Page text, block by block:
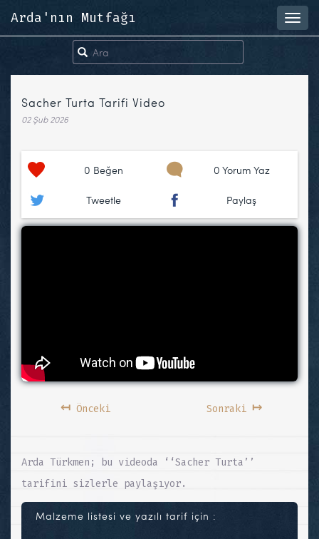
Arda'nın Mutfağı
Sacher Turta Tarifi Video
02 Şub 2026
0 Beğen 0 Yorum Yaz
Tweetle Paylaş
↤Önceki Sonraki ↦
Arda Türkmen; bu videoda ‘‘Sacher Turta’’
tarifini sizlerle paylaşıyor.
Malzeme listesi ve yazılı tarif için :